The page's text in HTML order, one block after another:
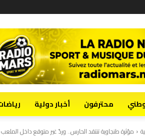
محترفون أخبار دولية
مؤثرة طنجاوية تنتقد الحارس.. وردّ غير متوقع داخل الملعب